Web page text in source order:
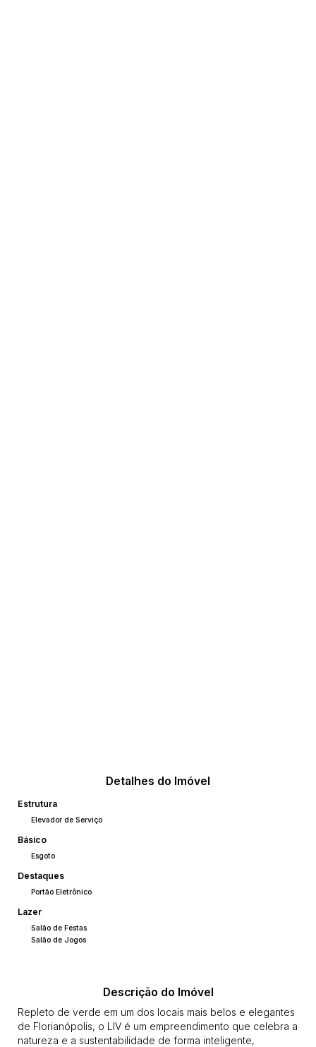
Detalhes do Imóvel
Estrutura
Elevador de Serviço
Básico
Esgoto
Destaques
Portão Eletrônico
Lazer
Salão de Festas
Salão de Jogos
Descrição do Imóvel
Repleto de verde em um dos locais mais belos e elegantes
de Florianópolis, o LIV é um empreendimento que celebra a
natureza e a sustentabilidade de forma inteligente,